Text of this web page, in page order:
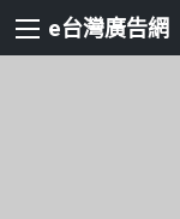
e台灣廣告網